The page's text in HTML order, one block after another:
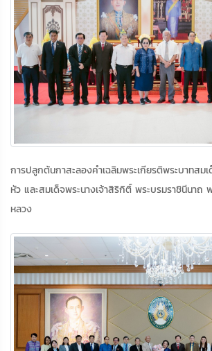
การปลูกต้นกาสะลองคำเฉลิมพระเกียรติพระบาทสมเ
หัว และสมเด็จพระนางเจ้าสิริกิติ์ พระบรมราชินีนาถ
หลวง